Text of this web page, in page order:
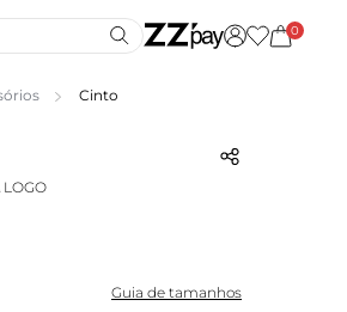
0
Cinto
Guia de tamanhos